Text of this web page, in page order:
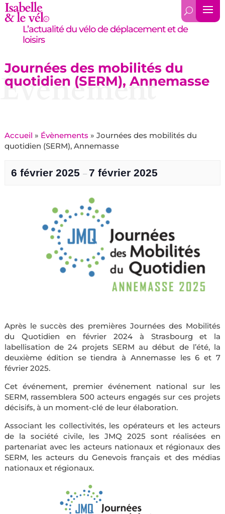
L’actualité du vélo de déplacement et de
loisirs
Journées des mobilités du
quotidien (SERM), Annemasse
Évènement
Accueil » Évènements » Journées des mobilités du
quotidien (SERM), Annemasse
6 février 2025 – 7 février 2025
Après le succès des premières Journées des Mobilités
du Quotidien en février 2024 à Strasbourg et la
labellisation de 24 projets SERM au début de l’été, la
deuxième édition se tiendra à Annemasse les 6 et 7
février 2025.
Cet événement, premier événement national sur les
SERM, rassemblera 500 acteurs engagés sur ces projets
décisifs, à un moment-clé de leur élaboration.
Associant les collectivités, les opérateurs et les acteurs
de la société civile, les JMQ 2025 sont réalisées en
partenariat avec les acteurs nationaux et régionaux des
SERM, les acteurs du Genevois français et des médias
nationaux et régionaux.